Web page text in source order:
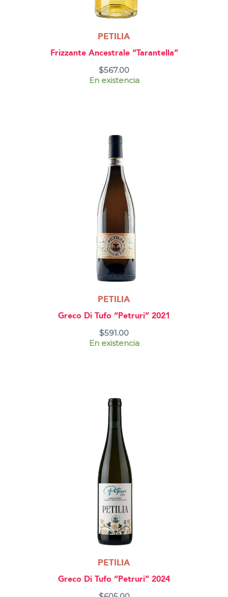
PETILIA
Frizzante Ancestrale “Tarantella”
$567.00
En existencia
PETILIA
Greco Di Tufo “Petruri” 2021
$591.00
En existencia
PETILIA
Greco Di Tufo “Petruri” 2024